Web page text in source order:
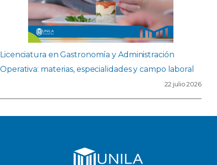
Licenciatura en Gastronomía y Administración
Operativa: materias, especialidades y campo laboral
22 julio 2026